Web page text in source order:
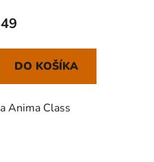
DO KOŠÍKA
Anima Class